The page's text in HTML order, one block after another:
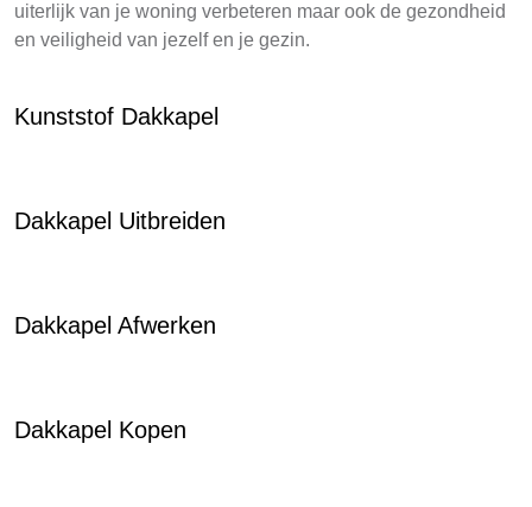
uiterlijk van je woning verbeteren maar ook de gezondheid
en veiligheid van jezelf en je gezin.
Kunststof Dakkapel
Dakkapel Uitbreiden
Dakkapel Afwerken
Dakkapel Kopen